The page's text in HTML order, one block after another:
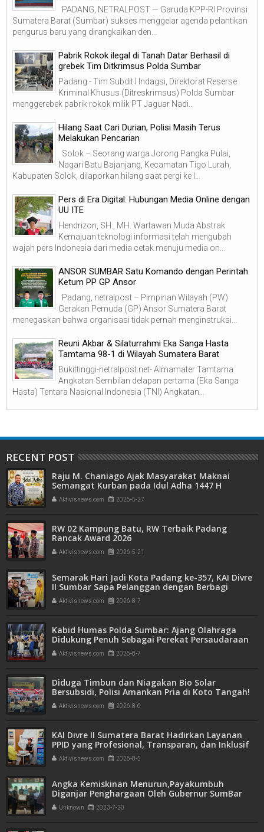
PADANG, NETRALPOST — Garuda KPP-RI Provinsi
Sumatera Barat (Sumbar) sukses menggelar agenda pelantikan
pengurus baru yang dirangkaikan den...
Pabrik Rokok ilegal di Tanah Datar Berhasil di
grebek Tim Ditkrimsus Polda Sumbar
Padang - Tim Subdit I Indagsi, Direktorat Reserse
Kriminal Khusus (Ditreskrimsus) Polda Sumbar
menggerebek pabrik rokok milik PT Jaguar Nadi...
Hilang Saat Cari Durian, Polisi Masih Terus
Melakukan Pencarian
Solok – Seorang warga Jorong Pangka Pulai,
Nagari Batu Bajanjang, Kecamatan Tigo Lurah,
Kabupaten Solok, dilaporkan hilang saat pergi ke l...
Pers di Era Digital: Hubungan Media Online dengan
UU ITE
Hendrizon, SH., MH. Wartawan Muda Abstrak
Kemajuan teknologi informasi telah mengubah
wajah pers Indonesia dari media cetak menuju media on...
ANSOR SUMBAR Satu Komando dengan Perintah
Ketum PP GP Ansor
Padang, netralpost – Pimpinan Wilayah (PW)
Gerakan Pemuda (GP) Ansor Sumatera Barat
menegaskan bahwa organisasi tidak pernah menginstruksi...
Reuni Akbar & Silaturrahmi Eka Sanga Hasta
Tamtama 98-1 di Wilayah Sumatera Barat
Bukittinggi-netralpost.net- Almamater Tamtama
Angkatan Sembilan delapan pertama (Eka Sanga
Hasta) Tentara Nasional Indonesia (TNI) Angkatan...
RECENT POST
Raju M. Chaniago Ajak Masyarakat Maknai
Semangat Kurban pada Idul Adha 1447 H
Aktivisnews.com 2026-5-27
RW 02 Kampung Batu, RW Terbaik Padang
Rancak Award 2026
Aktivisnews.com 2026-5-21
Semarak Hari Jadi Kota Padang ke-357, KAI Divre
II Sumbar Sapa Pelanggan dengan Berbagi
Apresiasi di Stasiun Padang
Aktivisnews.com 2026-8-7
Kabid Humas Polda Sumbar: Ajang Olahraga
Didukung Penuh Sebagai Perekat Persaudaraan
dan Kamtibmas
Aktivisnews.com 2026-8-7
Diduga Timbun dan Niagakan Bio Solar
Bersubsidi, Polisi Amankan Pria di Koto Tangah!
1.350 Liter BBM Disita
Aktivisnews.com 2026-8-6
KAI Divre II Sumatera Barat Hadirkan Layanan
PPID yang Profesional, Transparan, dan Inklusif
untuk Mempermudah Akses Informasi Publik
Aktivisnews.com 2026-8-5
Angka Kemiskinan Menurun,Payakumbuh
Diganjar Penghargaan Oleh Gubernur SumBar
Unknown 2023-7-20